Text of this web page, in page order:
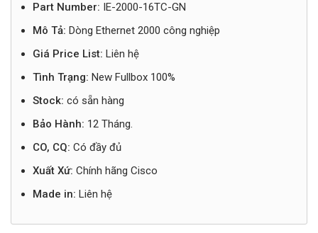
Part Number: IE-2000-16TC-GN
Mô Tả: Dòng Ethernet 2000 công nghiệp
Giá Price List: Liên hệ
Tình Trạng: New Fullbox 100%
Stock: có sẵn hàng
Bảo Hành: 12 Tháng.
CO, CQ: Có đầy đủ
Xuất Xứ: Chính hãng Cisco
Made in: Liên hệ